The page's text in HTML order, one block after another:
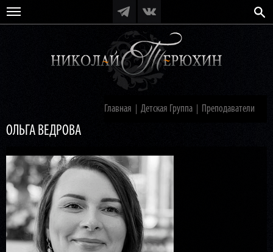
Главная Детская Группа Преподаватели
ОЛЬГА ВЕДРОВА